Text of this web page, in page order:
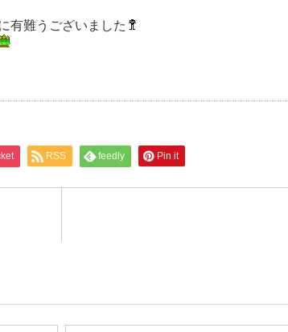
有難うございました
RSS feedly Pin it